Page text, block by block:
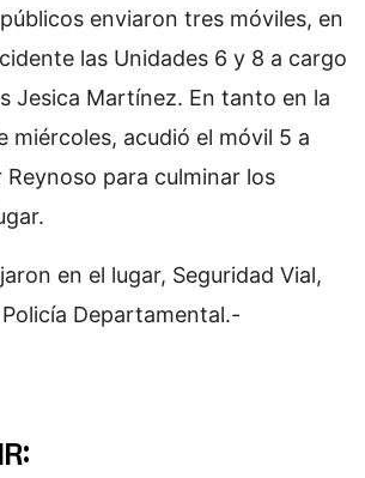
enviaron tres móviles, en
las Unidades 6 y 8 a cargo
Jesica Martínez. En tanto en la
miércoles, acudió el móvil 5 a
Reynoso para culminar los
en el lugar, Seguridad Vial,
Departamental.-